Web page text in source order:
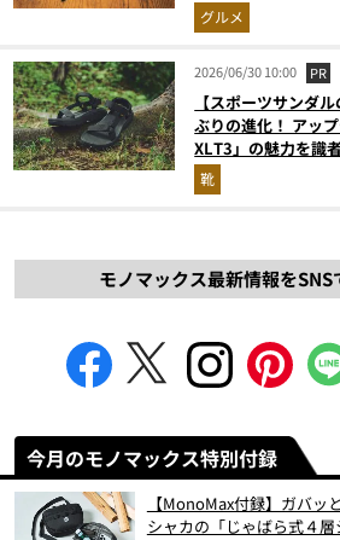
グルメ
2026/06/30 10:00 PR
【スポーツサンダ
ぶりの進化！ アッ
XLT3」の魅力を識
解説！
靴
モノマックス最新情報をSNS
今月のモノマックス特別付録
【MonoMax付録】ガバッ
シャカの「じゃばら式４